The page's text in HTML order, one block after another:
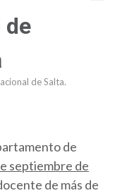
de
de Salta.
de
septiembre de
de más de